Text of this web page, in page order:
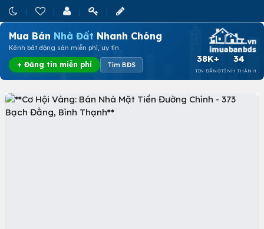
Mua Bán Nhà Đất Nhanh Chóng
Kênh bất động sản miễn phí, uy tín
+ Đăng tin miễn phí Tìm BĐS
38K+
TIN ĐĂNG
34
TỈNH THÀNH